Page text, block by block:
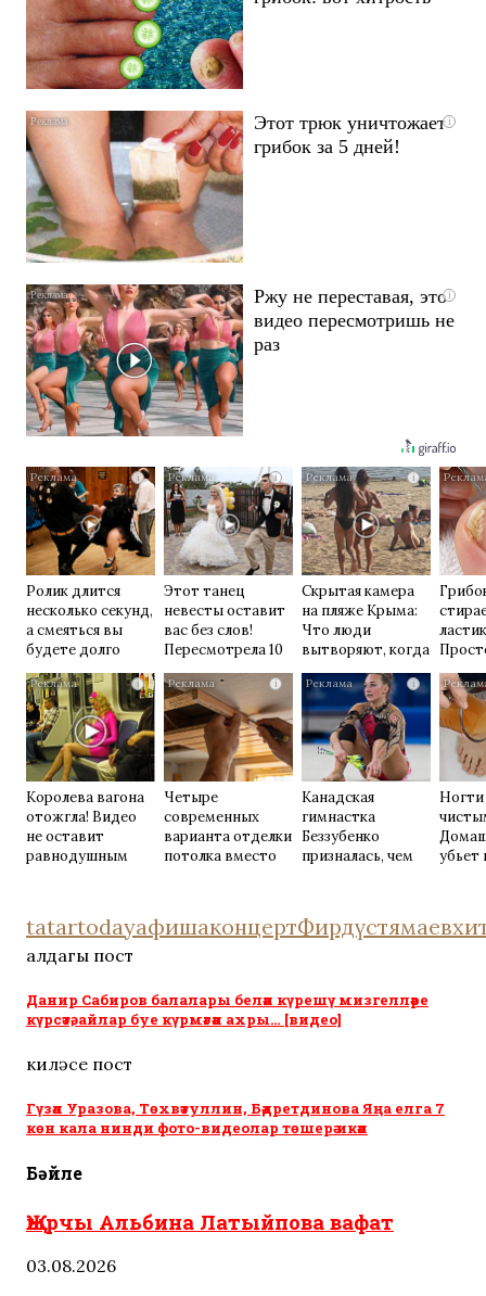
i
Этот трюк уничтожает
грибок за 5 дней!
i
Ржу не переставая, это
видео пересмотришь не
раз
i
Ролик длится
несколько секунд,
а смеяться вы
будете долго
i
Этот танец
невесты оставит
вас без слов!
Пересмотрела 10
раз
i
Скрытая камера
на пляже Крыма:
Что люди
вытворяют, когда
их не видят...
i
Королева вагона
отожгла! Видео
не оставит
равнодушным
i
Четыре
современных
варианта отделки
потолка вместо
i
Канадская
гимнастка
Беззубенко
призналась, чем
убьет
tatartodayафишаконцертФирдүстямаев
алдагы пост
Данир Сабиров балалары белән күрешү мизгелләре
күрсәтә, айлар буе күрмәгән ахры… [видео]
киләсе пост
Гүзәл Уразова, Төхвәтуллин, Бәдретдинова Яңа елга 7
көн кала нинди фото-видеолар төшерә икән
Бәйле
Җырчы Альбина Латыйпова вафат
03.08.2026